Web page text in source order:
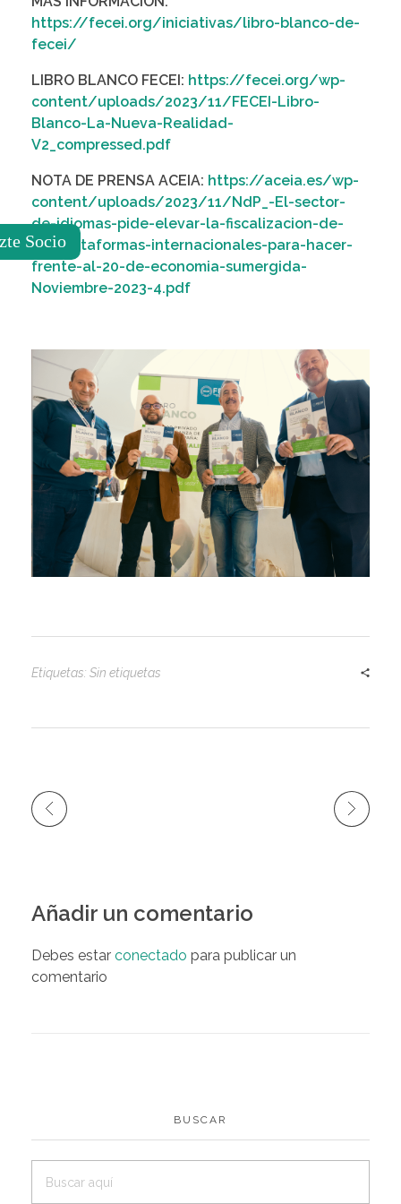
https://fecei.org/iniciativas/libro-blanco-de-
fecei/
LIBRO BLANCO FECEI: https://fecei.org/wp-
content/uploads/2023/11/FECEI-Libro-
Blanco-La-Nueva-Realidad-
V2_compressed.pdf
NOTA DE PRENSA ACEIA: https://aceia.es/wp-
content/uploads/2023/11/NdP_-El-sector-
de-idiomas-pide-elevar-la-fiscalizacion-de-
las-plataformas-internacionales-para-hacer-
frente-al-20-de-economia-sumergida-
Noviembre-2023-4.pdf
Etiquetas: Sin etiquetas
Añadir un comentario
Debes estar conectado para publicar un
comentario
BUSCAR
Socio